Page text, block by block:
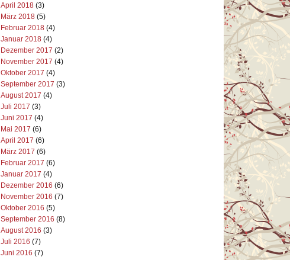
April 2018(3)
März 2018(5)
Februar 2018(4)
Januar 2018(4)
Dezember 2017 (2)
November 2017 (4)
Oktober 2017 (4)
September 2017 (3)
August 2017 (4)
Juli 2017 (3)
Juni 2017 (4)
Mai 2017 (6)
April 2017 (6)
März 2017 (6)
Februar 2017 (6)
Januar 2017 (4)
Dezember 2016 (6)
November 2016 (7)
Oktober 2016 (5)
September 2016 (8)
August 2016 (3)
Juli 2016 (7)
Juni 2016 (7)